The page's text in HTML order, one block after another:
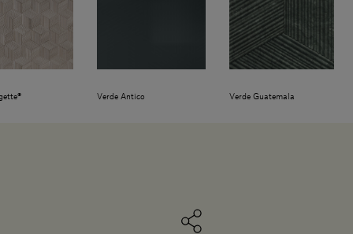
Verde Antico Verde Guatemala